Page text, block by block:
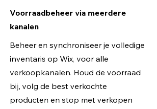
Voorraadbeheer via meerdere
kanalen
Beheer en synchroniseer je volledige
inventaris op Wix, voor alle
verkoopkanalen. Houd de voorraad
bij, volg de best verkochte
producten en stop met verkopen